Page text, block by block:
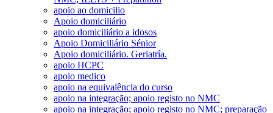
apoio ao domicilio
Apoio domiciliário
apoio domiciliário a idosos
Apoio Domiciliário Sénior
Apoio domiciliário. Geriatría.
apoio HCPC
apoio medico
apoio na equivalência do curso
apoio na integração; apoio registo no NMC
apoio na integração; apoio registo no NMC; preparação